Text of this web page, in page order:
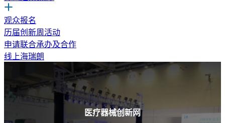
观众报名
历届创新周活动
申请联合承办及合作
线上海瑞朗
医疗器械创新网